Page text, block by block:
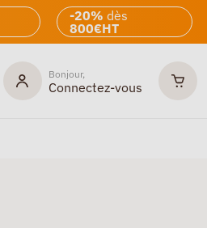
-20% dès
800€HT
Bonjour,
Connectez-vous